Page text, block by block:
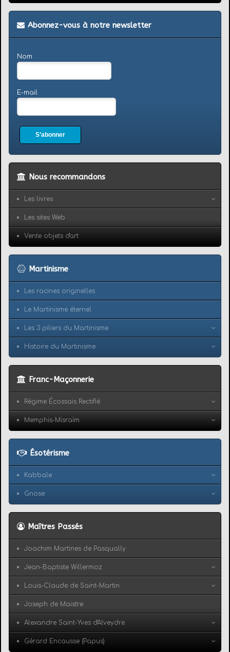
Abonnez-vous à notre newsletter
Nom
E-mail
S’abonner
Nous recommandons
Les livres
Les sites Web
Vente objets d'art
Martinisme
Les racines originelles
Le Martinisme éternel
Les 3 piliers du Martinisme
Histoire du Martinisme
Franc-Maçonnerie
Régime Écossais Rectifié
Memphis-Misraïm
Ésotérisme
Kabbale
Gnose
Maîtres Passés
Joachim Martines de Pasqually
Jean-Baptiste Willermoz
Louis-Claude de Saint-Martin
Joseph de Maistre
Alexandre Saint-Yves d'Alveydre
Gérard Encausse (Papus)